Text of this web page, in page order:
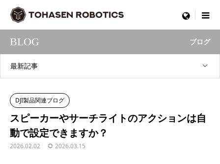
menu
BLOG ブログ
最新記事
DJI製品関連ブログ
スピーカーやサーチライトのアクションは自
動で設定できますか？
2026.02.02 2026.03.15